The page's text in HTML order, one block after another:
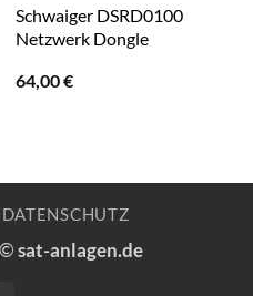
Schwaiger DSRD0100
Netzwerk Dongle
64,00€
DATENSCHUTZ
sat-anlagen.de